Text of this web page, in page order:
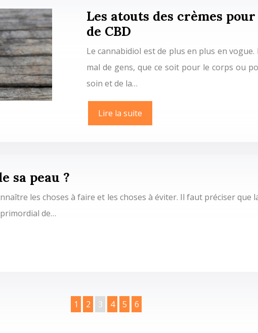
Les atouts des crèmes
de CBD
Le cannabidiol est de plus en plus en
mal de gens, que ce soit pour le corps ou
soin et de la…
Lire la suite
sa peau ?
les choses à faire et les choses à éviter. Il faut préciser
de…
1 2 3 4 5 6